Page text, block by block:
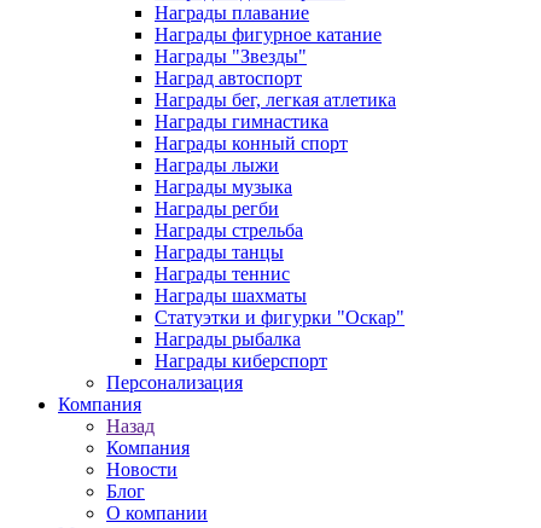
Награды плавание
Награды фигурное катание
Награды "Звезды"
Наград автоспорт
Награды бег, легкая атлетика
Награды гимнастика
Награды конный спорт
Награды лыжи
Награды музыка
Награды регби
Награды стрельба
Награды танцы
Награды теннис
Награды шахматы
Статуэтки и фигурки "Оскар"
Награды рыбалка
Награды киберспорт
Персонализация
Компания
Назад
Компания
Новости
Блог
О компании